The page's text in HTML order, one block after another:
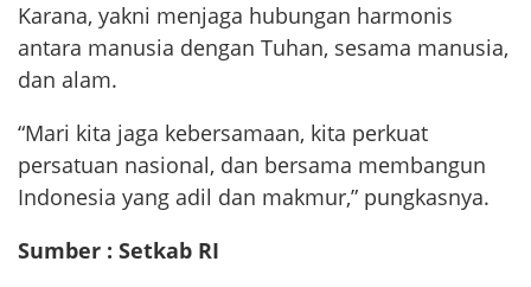
Karana, yakni menjaga hubungan harmonis
antara manusia dengan Tuhan, sesama manusia,
dan alam.
“Mari kita jaga kebersamaan, kita perkuat
persatuan nasional, dan bersama membangun
Indonesia yang adil dan makmur,” pungkasnya.
Sumber : Setkab RI